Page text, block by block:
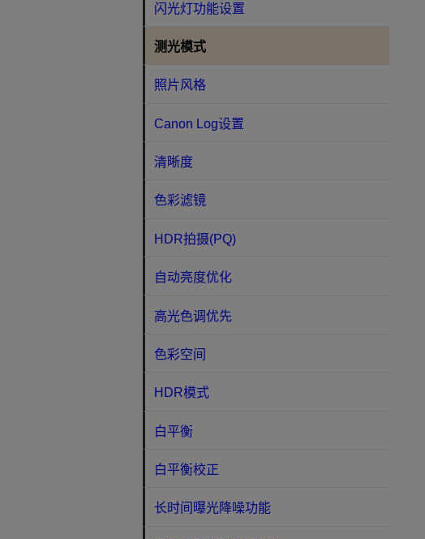
闪光灯功能设置
测光模式
照片风格
Canon Log设置
清晰度
色彩滤镜
HDR拍摄(PQ)
自动亮度优化
高光色调优先
色彩空间
HDR模式
白平衡
白平衡校正
长时间曝光降噪功能